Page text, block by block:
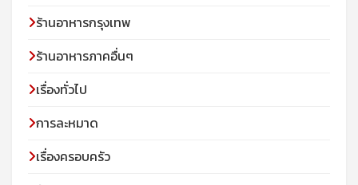
ร้านอาหารกรุงเทพ
ร้านอาหารภาคอื่นๆ
เรื่องทั่วไป
การละหมาด
เรื่องครอบครัว